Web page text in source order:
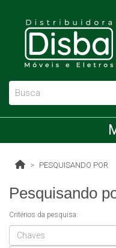
PESQUISANDO POR
Pesquisando
Critérios da pesquisa: